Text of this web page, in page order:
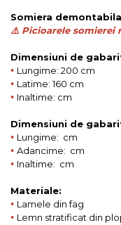
Somiera
⚠️ Picioarele somierei
Dimensiuni de
• Lungime: 200 cm
• Latime: 160 cm
• Inaltime: cm
Dimensiuni de
• Lungime: cm
• Adancime: cm
• Inaltime: cm
Materiale:
• Lamele din fag
• Lemn stratificat din